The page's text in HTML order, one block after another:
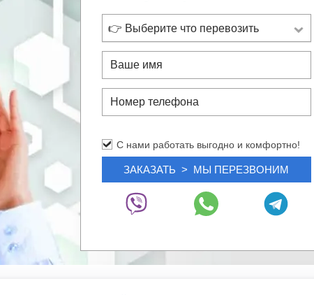
й
у
👉 Выберите что перевозить
С нами работать выгодно и комфортно!